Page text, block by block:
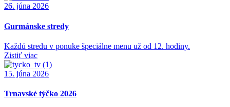
26. júna 2026
Gurmánske stredy
Každú stredu v ponuke špeciálne menu už od 12. hodiny.
Zistiť viac
15. júna 2026
Trnavské týčko 2026